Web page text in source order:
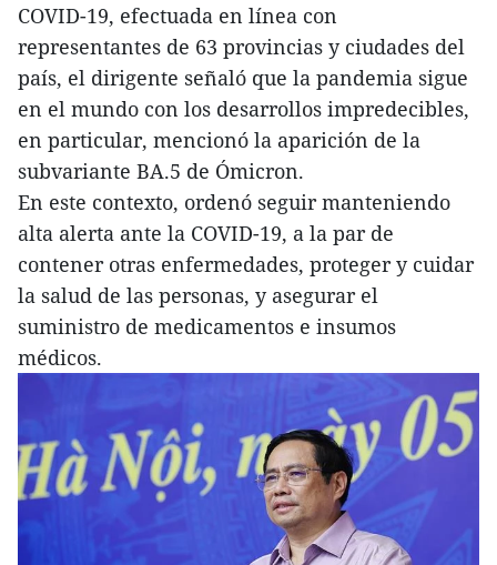
COVID-19, efectuada en línea con
representantes de 63 provincias y ciudades del
país, el dirigente señaló que la pandemia sigue
en el mundo con los desarrollos impredecibles,
en particular, mencionó la aparición de la
subvariante BA.5 de Ómicron.
En este contexto, ordenó seguir manteniendo
alta alerta ante la COVID-19, a la par de
contener otras enfermedades, proteger y cuidar
la salud de las personas, y asegurar el
suministro de medicamentos e insumos
médicos.